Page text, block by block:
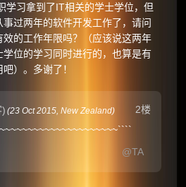
学习拿到了IT相关的学士学位，但
事过两年的软件开发工作了，请问
效的工作年限吗？（应该说这两年
学位的学习同时进行的，也算是有
）。多谢了！
2楼
) (23 Oct 2015,New Zealand)
@TA